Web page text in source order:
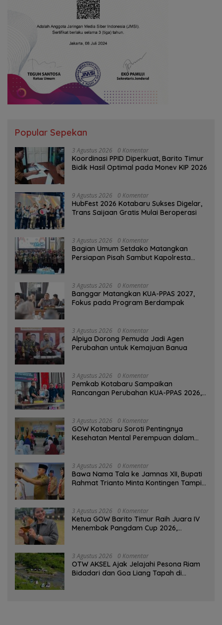
Popular Sepekan
3 Agustus 2026 0 Komentar
Koordinasi PPID Diperkuat, Barito Timur
Bidik Hasil Optimal pada Monev KIP 2026
9 Agustus 2026 0 Komentar
HubFest 2026 Kotabaru Sukses Digelar,
Trans Saijaan Gratis Mulai Beroperasi
3 Agustus 2026 0 Komentar
Bagian Umum Setdako Matangkan
Persiapan Pisah Sambut Kapolresta
3 Agustus 2026 0 Komentar
‎Banggar Matangkan KUA-PPAS 2027,
Fokus pada Program Berdampak
3 Agustus 2026 0 Komentar
‎Alpiya Dorong Pemuda Jadi Agen
Perubahan untuk Kemajuan Banua ‎
3 Agustus 2026 0 Komentar
Pemkab Kotabaru Sampaikan
Rancangan Perubahan KUA-PPAS 2026,
3 Agustus 2026 0 Komentar
GOW Kotabaru Soroti Pentingnya
Kesehatan Mental Perempuan dalam
3 Agustus 2026 0 Komentar
Bawa Nama Tala ke Jamnas XII, Bupati
Rahmat Trianto Minta Kontingen Tampil
3 Agustus 2026 0 Komentar
Ketua GOW Barito Timur Raih Juara IV
Menembak Pangdam Cup 2026,
3 Agustus 2026 0 Komentar
OTW AKSEL Ajak Jelajahi Pesona Riam
Bidadari dan Goa Liang Tapah di